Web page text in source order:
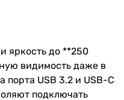
яркость до **250
видимость даже в
порта USB 3.2 и USB-C
подключать